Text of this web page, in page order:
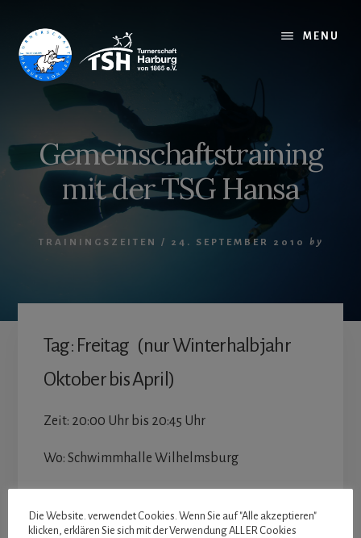
content
MENU
Gemeinschaftstraining
mit der TSG Hansa
TRAININGSZEITEN / 24. SEPTEMBER 2010 by
Tag: Freitag (nur Winterhalbjahr
Oktober bis April)
Zeit: 20:00 Uhr bis 20:45 Uhr
Wo: Schwimmhalle Wilhelmsburg
Die Website. verwendet Cookies. Wenn Sie auf "Alle akzeptieren"
klicken, erklären Sie sich mit der Verwendung ALLER Cookies